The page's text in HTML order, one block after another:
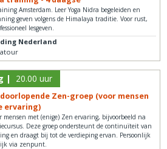
Amsterdam. Leer Yoga Nidra begeleiden en
geven volgens de Himalaya traditie. Voor rust,
lesgeven.
Nederland
| 20.00 uur
Zen-groep (voor mensen
ervaring)
mensen met (enige) Zen ervaring, bijvoorbeeld na
Deze groep ondersteunt de continuïteit van
en draagt bij tot de verdieping ervan. Persoonlijk
via zenpunt.